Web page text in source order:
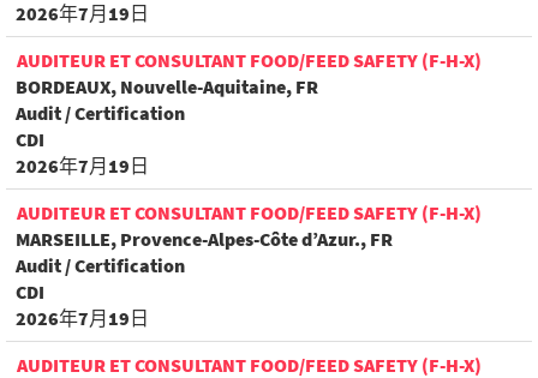
2026年7月19日
AUDITEUR ET CONSULTANT FOOD/FEED SAFETY (F-H-X)
BORDEAUX, Nouvelle-Aquitaine, FR
Audit / Certification
CDI
2026年7月19日
AUDITEUR ET CONSULTANT FOOD/FEED SAFETY (F-H-X)
MARSEILLE, Provence-Alpes-Côte d’Azur., FR
Audit / Certification
CDI
2026年7月19日
AUDITEUR ET CONSULTANT FOOD/FEED SAFETY (F-H-X)